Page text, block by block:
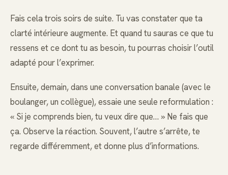
Fais cela trois soirs de suite. Tu vas constater que ta
clarté intérieure augmente. Et quand tu sauras ce que tu
ressens et ce dont tu as besoin, tu pourras choisir l’outil
adapté pour l’exprimer.
Ensuite, demain, dans une conversation banale (avec le
boulanger, un collègue), essaie une seule reformulation :
« Si je comprends bien, tu veux dire que… » Ne fais que
ça. Observe la réaction. Souvent, l’autre s’arrête, te
regarde différemment, et donne plus d’informations.